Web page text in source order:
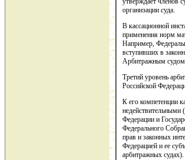
организации суда.
В кассационной
применения норм
Например,
вступивших в
Арбитражным судом
Третий уровень
Российской
К его компетенции
недействительными
Федерации и
Федерального
прав и законных
Федерацией и ее
арбитражных судах).